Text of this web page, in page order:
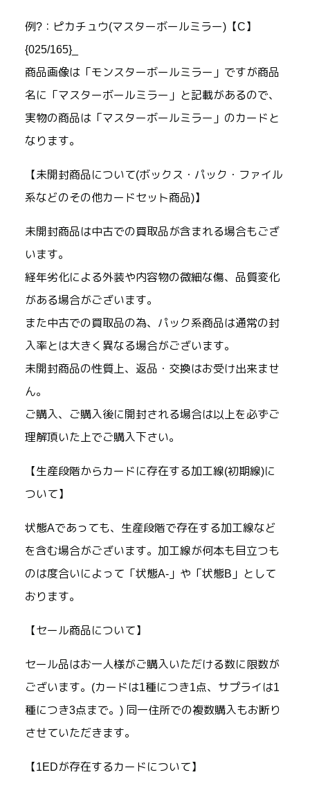
例?：ピカチュウ(マスターボールミラー)【C】
{025/165}_
商品画像は「モンスターボールミラー」ですが商品
名に「マスターボールミラー」と記載があるので、
実物の商品は「マスターボールミラー」のカードと
なります。
【未開封商品について(ボックス・パック・ファイル
系などのその他カードセット商品)】
未開封商品は中古での買取品が含まれる場合もござ
います。
経年劣化による外装や内容物の微細な傷、品質変化
がある場合がございます。
また中古での買取品の為、パック系商品は通常の封
入率とは大きく異なる場合がございます。
未開封商品の性質上、返品・交換はお受け出来ませ
ん。
ご購入、ご購入後に開封される場合は以上を必ずご
理解頂いた上でご購入下さい。
【生産段階からカードに存在する加工線(初期線)に
ついて】
状態Aであっても、生産段階で存在する加工線など
を含む場合がございます。加工線が何本も目立つも
のは度合いによって「状態A-」や「状態B」として
おります。
【セール商品について】
セール品はお一人様がご購入いただける数に限数が
ございます。(カードは1種につき1点、サプライは1
種につき3点まで。) 同一住所での複数購入もお断り
させていただきます。
【1EDが存在するカードについて】